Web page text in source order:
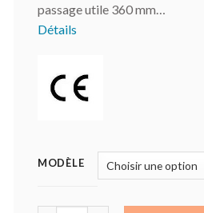
passage utile 360 mm…
Détails
MODÈLE